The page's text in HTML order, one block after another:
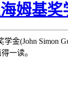
姆基奖
(John Simon
一读。